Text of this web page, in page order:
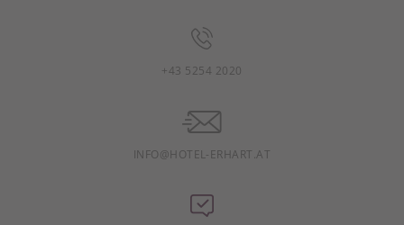
+43 5254 2020
INFO@HOTEL-ERHART.AT